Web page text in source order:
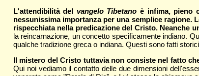
L'attendibilità del vangelo Tibetano è infima, pieno
nessunissima importanza per una semplice ragione.
rispecchiata nella predicazione del Cristo. Neanche
la reincarnazione, un concetto specificamente indiano.
qualche tradizione greca o indiana. Questi sono fatti
Il mistero del Cristo tuttavia non consiste nel fatto
Qui noi vediamo il contatto delle due dimensioni